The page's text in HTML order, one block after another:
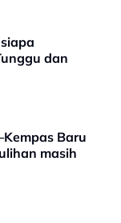
dan
Baru
masih